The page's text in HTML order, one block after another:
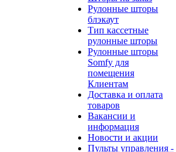
Рулонные шторы
блэкаут
Тип кассетные
рулонные шторы
Рулонные шторы
Somfy для
помещения
Клиентам
Доставка и оплата
товаров
Вакансии и
информация
Новости и акции
Пульты управления -